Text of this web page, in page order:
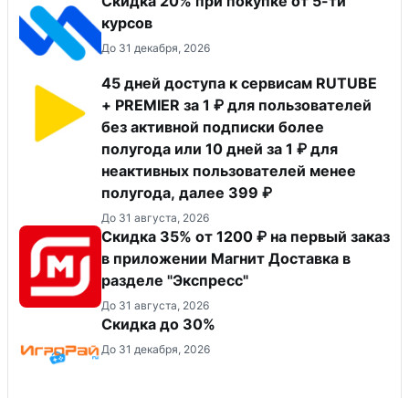
курсов
До 31 декабря, 2026
45 дней доступа к сервисам RUTUBE
+ PREMIER за 1 ₽ для пользователей
без активной подписки более
полугода или 10 дней за 1 ₽ для
неактивных пользователей менее
полугода, далее 399 ₽
До 31 августа, 2026
Скидка 35% от 1200 ₽ на первый заказ
в приложении Магнит Доставка в
разделе "Экспресс"
До 31 августа, 2026
Скидка до 30%
До 31 декабря, 2026